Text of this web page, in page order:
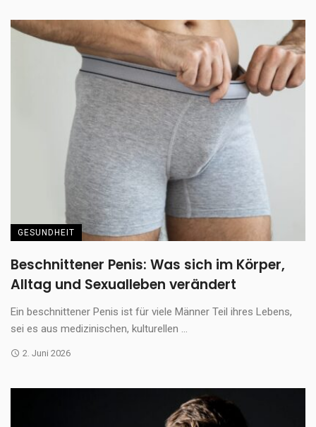
GESUNDHEIT
Beschnittener Penis: Was sich im Körper,
Alltag und Sexualleben verändert
Ein beschnittener Penis ist für viele Männer Teil ihres Lebens,
sei es aus medizinischen, kulturellen ...
2. Juni 2026